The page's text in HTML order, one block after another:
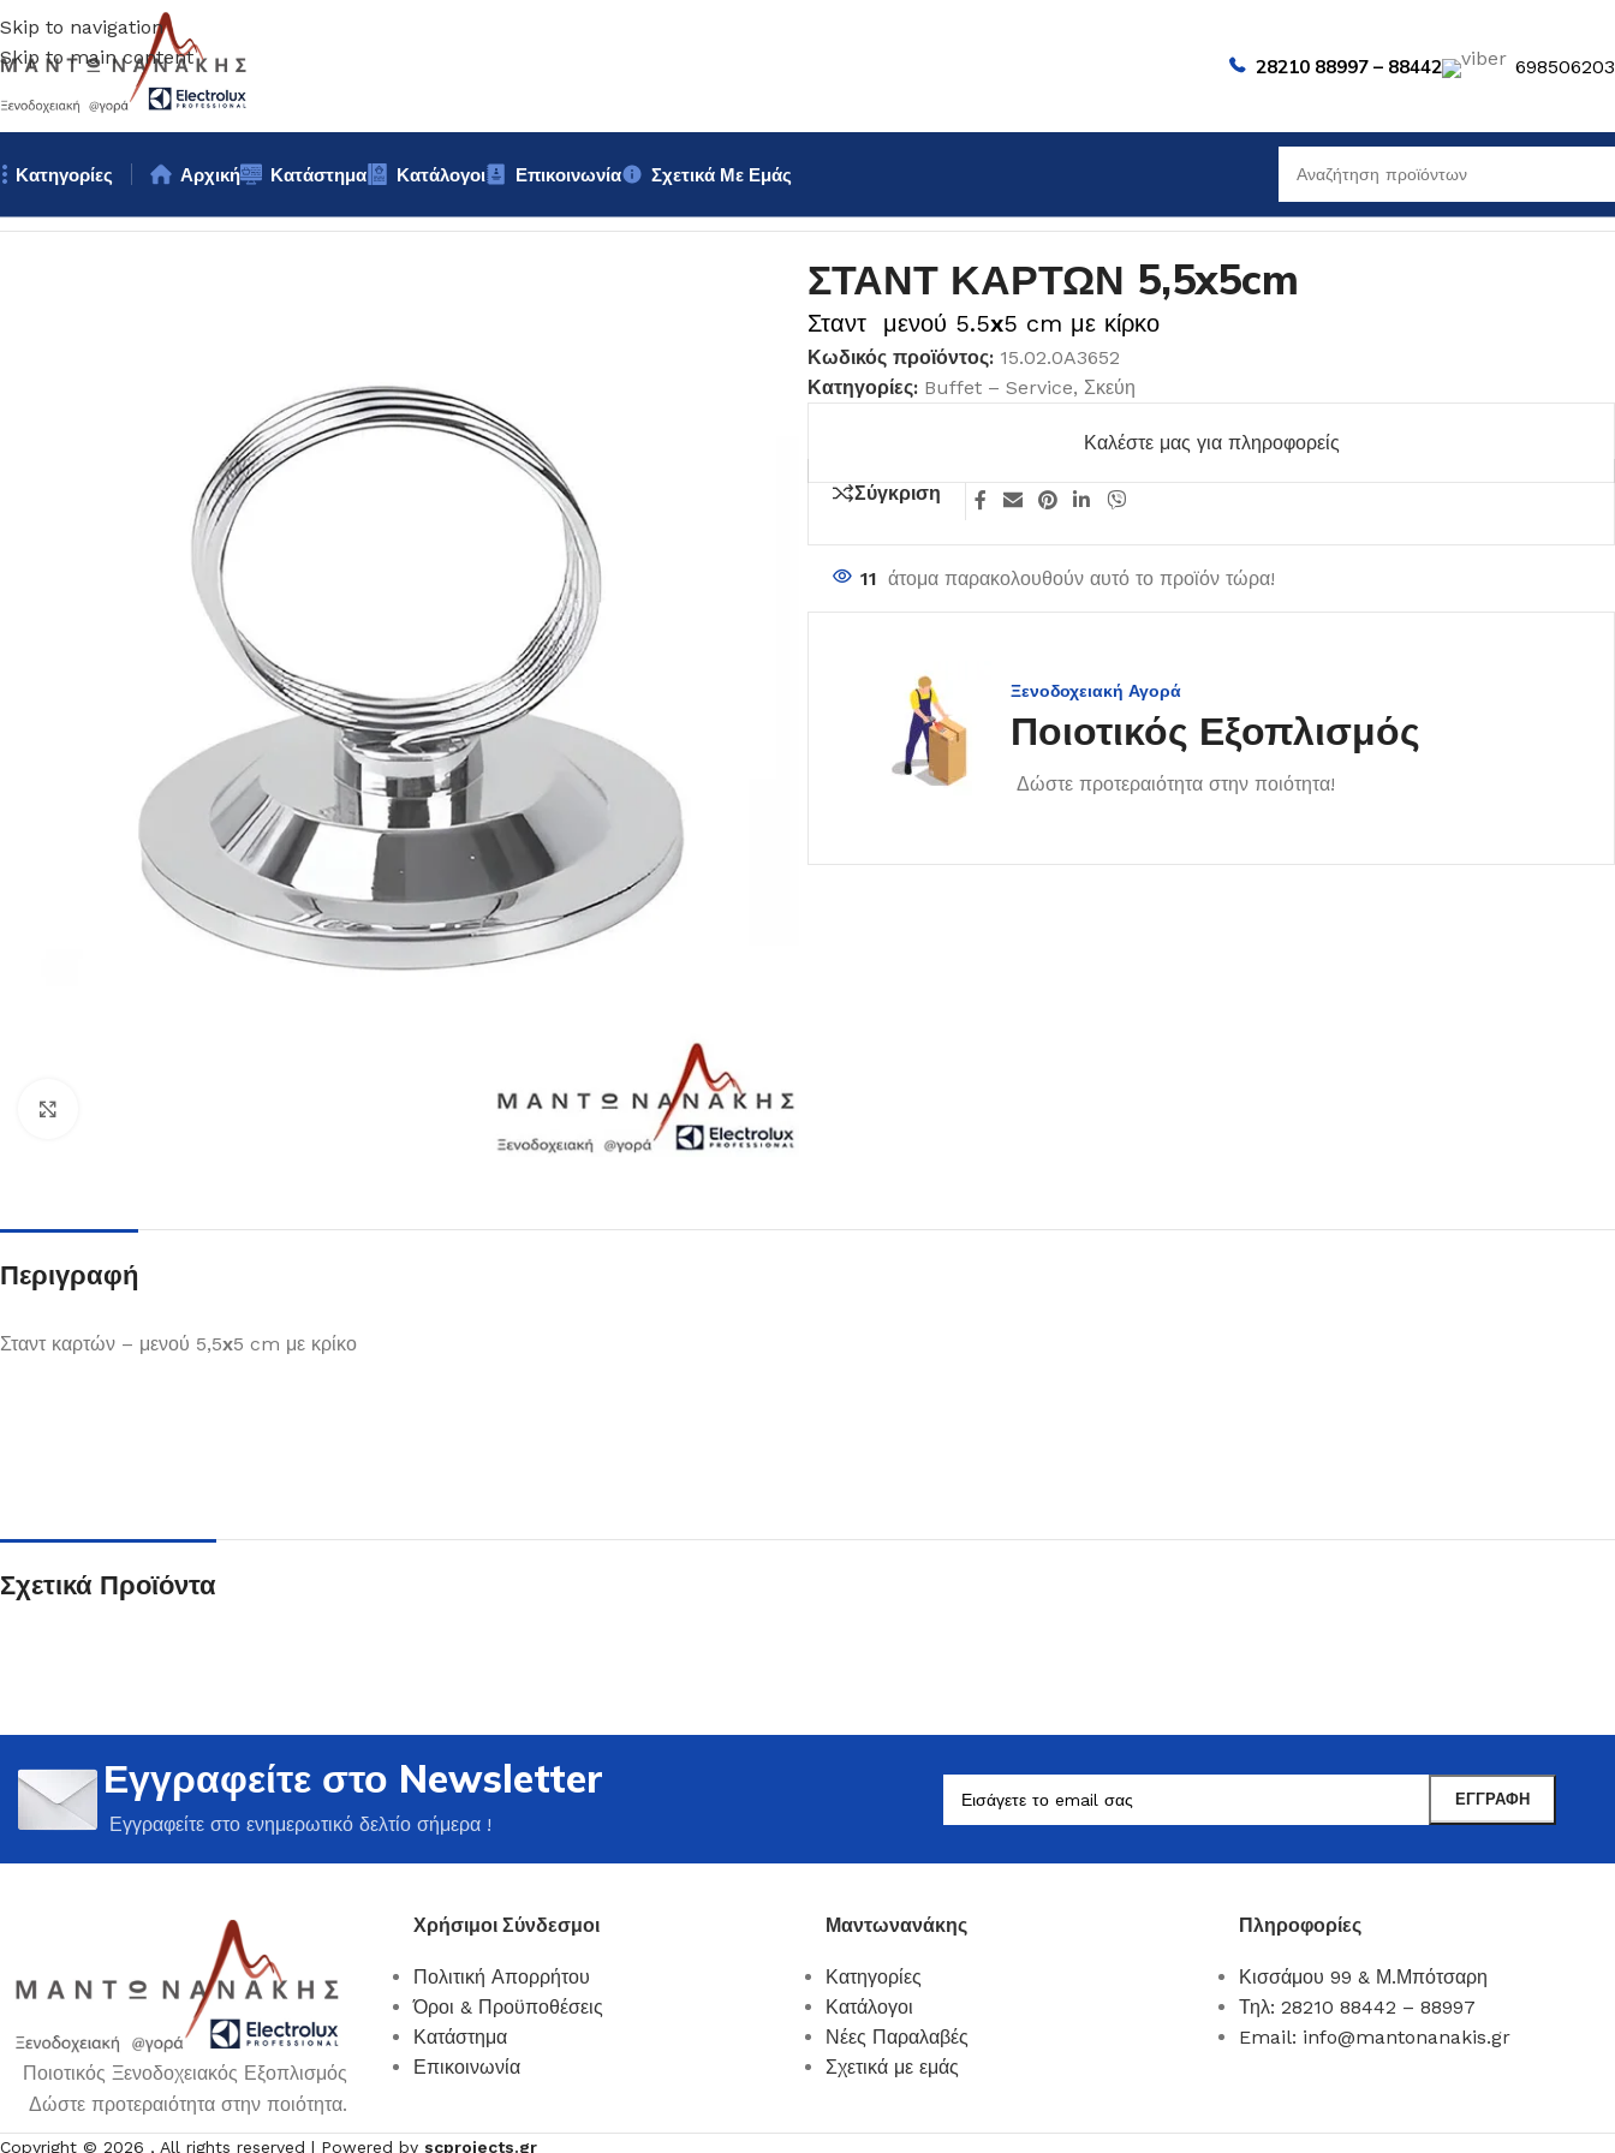
Skip to navigation
Skip to main content
28210 88997 – 88442
Κατηγορίες
Ποτήρια Βοηθητικά Σκεύη
Επιτραπέζια Είδη
Ότι χρειάζεστε εδώ !
Αρχική Κατάστημα Κατάλογοι Επικοινωνία
Σχετικά Με Εμάς
ΣΤΑΝΤ ΚΑΡΤΩΝ 5,5x5cm
Σταντ μενού 5.5x5 cm με κίρκο
Κωδικός προϊόντος: 15.02.0A3652
Κατηγορίες: Buffet – Service, Σκεύη
Καλέστε μας για πληροφορείς
Σύγκριση
11 άτομα παρακολουθούν αυτό το προϊόν τώρα!
Ξενοδοχειακή Αγορά
Ποιοτικός Εξοπλισμός
Δώστε προτεραιότητα στην ποιότητα!
Περιγραφή
Σταντ καρτών – μενού 5,5x5 cm με κρίκο
Σχετικά Προϊόντα
Εγγραφείτε στο Newsletter
Εγγραφείτε στο ενημερωτικό δελτίο σήμερα !
Ποιοτικός Ξενοδοχειακός Εξοπλισμός
Δώστε προτεραιότητα στην ποιότητα.
Χρήσιμοι Σύνδεσμοι
Πολιτική Απορρήτου
Όροι & Προϋποθέσεις
Κατάστημα
Επικοινωνία
Μαντωνανάκης
Κατηγορίες
Κατάλογοι
Νέες Παραλαβές
Σχετικά με εμάς
Πληροφορίες
Κισσάμου 99 & Μ.Μπότσαρη
Τηλ: 28210 88442 – 88997
Email: info@mantonanakis.gr
Copyright © 2026 , All rights reserved | Powered by scprojects.gr